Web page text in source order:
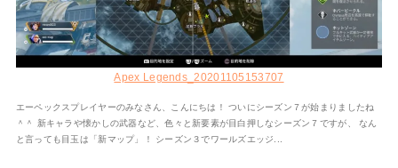
Apex Legends_20201105153707
エーペックスプレイヤーのみなさん、こんにちは！ ついにシーズン７が始まりましたね
＾＾ 新キャラや懐かしの武器など、色々と新要素が目白押しなシーズン７ですが、 なん
と言っても目玉は「新マップ」！ シーズン３でワールズエッジ...